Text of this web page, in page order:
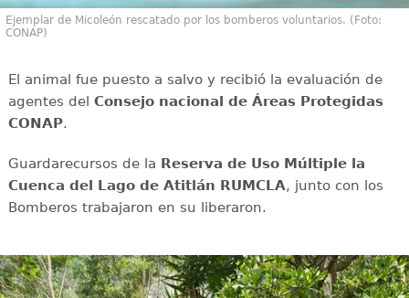
Ejemplar de Micoleón rescatado por los bomberos voluntarios. (Foto:
CONAP)
El animal fue puesto a salvo y recibió la evaluación de
agentes del Consejo nacional de Áreas Protegidas
CONAP.
Guardarecursos de la Reserva de Uso Múltiple la
Cuenca del Lago de Atitlán RUMCLA, junto con los
Bomberos trabajaron en su liberaron.